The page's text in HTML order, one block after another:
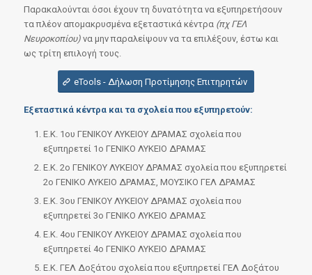
Παρακαλούνται όσοι έχουν τη δυνατότητα να εξυπηρετήσουν
τα πλέον απομακρυσμένα εξεταστικά κέντρα (πχ ΓΕΛ
Νευροκοπίου)να μην παραλείψουν να τα επιλέξουν, έστω και
ως τρίτη επιλογή τους.
eTools - Δήλωση Προτίμησης Επιτηρητών
Εξεταστικά κέντρα και τα σχολεία που εξυπηρετούν:
Ε.Κ. 1ου ΓΕΝΙΚΟΥ ΛΥΚΕΙΟΥ ΔΡΑΜΑΣ σχολεία που
εξυπηρετεί 1ο ΓΕΝΙΚΟ ΛΥΚΕΙΟ ΔΡΑΜΑΣ
Ε.Κ. 2ο ΓΕΝΙΚΟΥ ΛΥΚΕΙΟΥ ΔΡΑΜΑΣ σχολεία που εξυπηρετεί
2ο ΓΕΝΙΚΟ ΛΥΚΕΙΟ ΔΡΑΜΑΣ, ΜΟΥΣΙΚΟ ΓΕΛ ΔΡΑΜΑΣ
Ε.Κ. 3ου ΓΕΝΙΚΟΥ ΛΥΚΕΙΟΥ ΔΡΑΜΑΣ σχολεία που
εξυπηρετεί 3ο ΓΕΝΙΚΟ ΛΥΚΕΙΟ ΔΡΑΜΑΣ
Ε.Κ. 4ου ΓΕΝΙΚΟΥ ΛΥΚΕΙΟΥ ΔΡΑΜΑΣ σχολεία που
εξυπηρετεί 4ο ΓΕΝΙΚΟ ΛΥΚΕΙΟ ΔΡΑΜΑΣ
Ε.Κ. ΓΕΛ Δοξάτου σχολεία που εξυπηρετεί ΓΕΛ Δοξάτου